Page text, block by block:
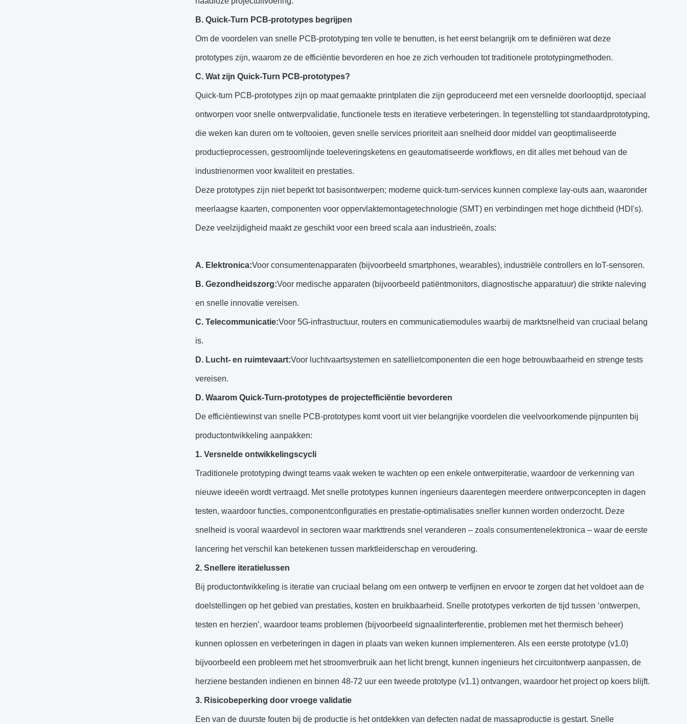
B. Quick-Turn PCB-prototypes begrijpen
Om de voordelen van snelle PCB-prototyping ten volle te benutten, is het eerst belangrijk om te definiëren wat deze
prototypes zijn, waarom ze de efficiëntie bevorderen en hoe ze zich verhouden tot traditionele prototypingmethoden.
C. Wat zijn Quick-Turn PCB-prototypes?
Quick-turn PCB-prototypes zijn op maat gemaakte printplaten die zijn geproduceerd met een versnelde doorlooptijd, speciaal
ontworpen voor snelle ontwerpvalidatie, functionele tests en iteratieve verbeteringen. In tegenstelling tot standaardprototyping,
die weken kan duren om te voltooien, geven snelle services prioriteit aan snelheid door middel van geoptimaliseerde
productieprocessen, gestroomlijnde toeleveringsketens en geautomatiseerde workflows, en dit alles met behoud van de
industrienormen voor kwaliteit en prestaties.
Deze prototypes zijn niet beperkt tot basisontwerpen; moderne quick-turn-services kunnen complexe lay-outs aan, waaronder
meerlaagse kaarten, componenten voor oppervlaktemontagetechnologie (SMT) en verbindingen met hoge dichtheid (HDI's).
Deze veelzijdigheid maakt ze geschikt voor een breed scala aan industrieën, zoals:
A. Elektronica:Voor consumentenapparaten (bijvoorbeeld smartphones, wearables), industriële controllers en IoT-sensoren.
B. Gezondheidszorg:Voor medische apparaten (bijvoorbeeld patiëntmonitors, diagnostische apparatuur) die strikte naleving
en snelle innovatie vereisen.
C. Telecommunicatie:Voor 5G-infrastructuur, routers en communicatiemodules waarbij de marktsnelheid van cruciaal belang
is.
D. Lucht- en ruimtevaart:Voor luchtvaartsystemen en satellietcomponenten die een hoge betrouwbaarheid en strenge tests
vereisen.
D. Waarom Quick-Turn-prototypes de projectefficiëntie bevorderen
De efficiëntiewinst van snelle PCB-prototypes komt voort uit vier belangrijke voordelen die veelvoorkomende pijnpunten bij
productontwikkeling aanpakken:
1. Versnelde ontwikkelingscycli
Traditionele prototyping dwingt teams vaak weken te wachten op een enkele ontwerpiteratie, waardoor de verkenning van
nieuwe ideeën wordt vertraagd. Met snelle prototypes kunnen ingenieurs daarentegen meerdere ontwerpconcepten in dagen
testen, waardoor functies, componentconfiguraties en prestatie-optimalisaties sneller kunnen worden onderzocht. Deze
snelheid is vooral waardevol in sectoren waar markttrends snel veranderen – zoals consumentenelektronica – waar de eerste
lancering het verschil kan betekenen tussen marktleiderschap en veroudering.
2. Snellere iteratielussen
Bij productontwikkeling is iteratie van cruciaal belang om een ​​ontwerp te verfijnen en ervoor te zorgen dat het voldoet aan de
doelstellingen op het gebied van prestaties, kosten en bruikbaarheid. Snelle prototypes verkorten de tijd tussen ‘ontwerpen,
testen en herzien’, waardoor teams problemen (bijvoorbeeld signaalinterferentie, problemen met het thermisch beheer)
kunnen oplossen en verbeteringen in dagen in plaats van weken kunnen implementeren. Als een eerste prototype (v1.0)
bijvoorbeeld een probleem met het stroomverbruik aan het licht brengt, kunnen ingenieurs het circuitontwerp aanpassen, de
herziene bestanden indienen en binnen 48-72 uur een tweede prototype (v1.1) ontvangen, waardoor het project op koers blijft.
3. Risicobeperking door vroege validatie
Een van de duurste fouten bij de productie is het ontdekken van defecten nadat de massaproductie is gestart. Snelle